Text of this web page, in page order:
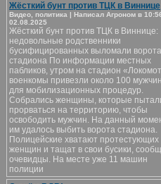
Жёсткий бунт против ТЦК в Виннице
Видео, политика | Написал Агроном в
02.08.2025
Жёсткий бунт против ТЦК в Виннице:
недовольные родственники
бусифицированных выломали ворота
стадиона По информации местных
пабликов, утром на стадион
военкомы привезли около 100 мужчин
для мобилизационных процедур.
Собрались женщины, которые
прорваться на территорию, чтобы
освободить мужчин. На данный
им удалось выбить ворота стадиона.
Полицейские хватают протестующих
женщин и тащат в свои бусики,
очевидцы. На месте уже 11 машин
полиции